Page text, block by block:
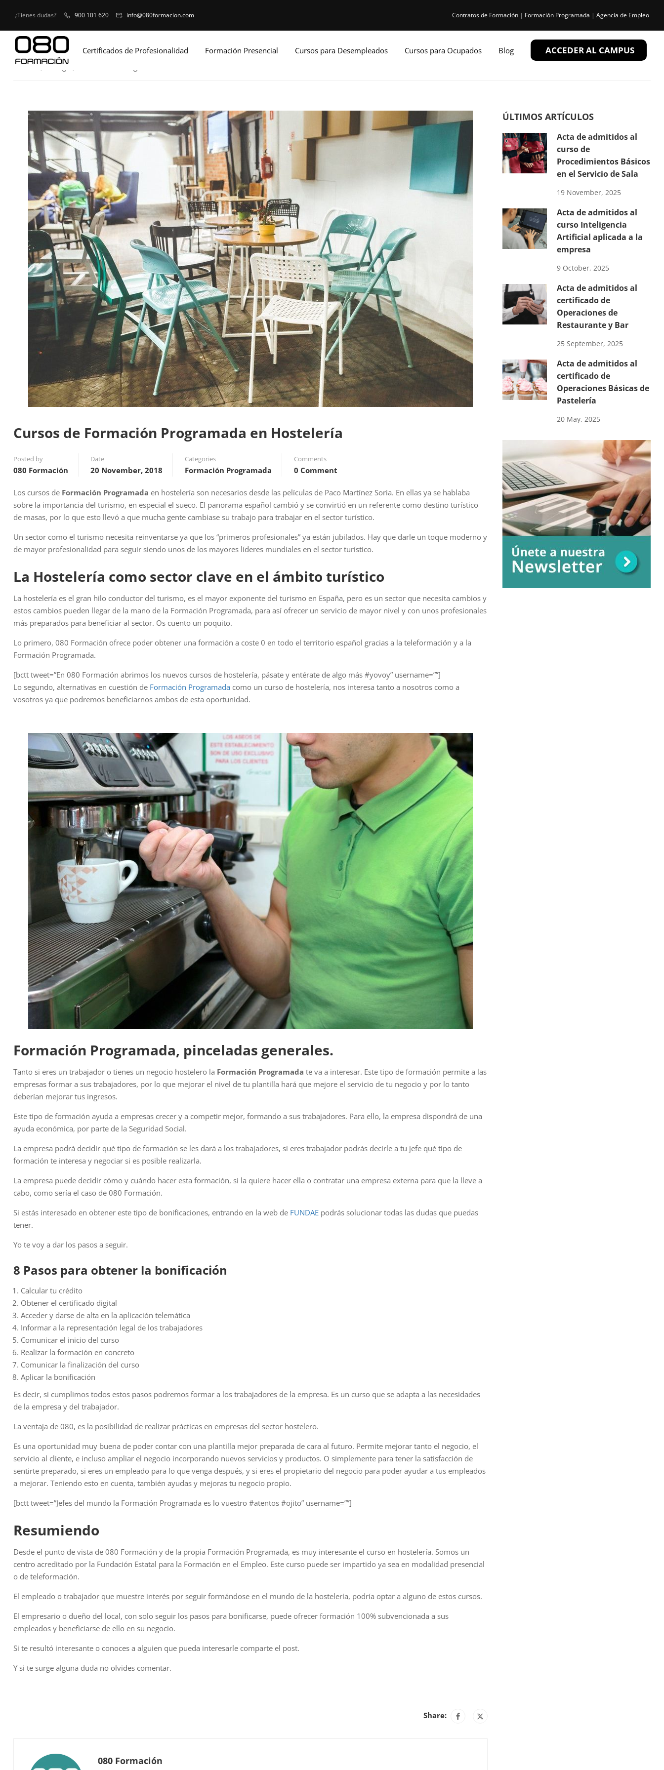
¿Tienes dudas? 900 101 620 info@080formacion.com Contratos de Formación | Formación Programada | Agencia de Empleo
Certificados de Profesionalidad Formación Presencial Cursos para Desempleados Cursos para Ocupados Blog ACCEDER AL CAMPUS
Home Blog
Cursos de Formación Programada en Hostelería
Posted by
080 Formación
Date
20 November, 2018
Categories
Formación Programada
Comments
0 Comment
Los cursos de Formación Programada en hostelería son necesarios desde las películas de Paco Martínez Soria. En ellas ya se hablaba
sobre la importancia del turismo, en especial el sueco. El panorama español cambió y se convirtió en un referente como destino turístico
de masas, por lo que esto llevó a que mucha gente cambiase su trabajo para trabajar en el sector turístico.
Un sector como el turismo necesita reinventarse ya que los “primeros profesionales” ya están jubilados. Hay que darle un toque moderno y
de mayor profesionalidad para seguir siendo unos de los mayores líderes mundiales en el sector turístico.
La Hostelería como sector clave en el ámbito turístico
La hostelería es el gran hilo conductor del turismo, es el mayor exponente del turismo en España, pero es un sector que necesita cambios y
estos cambios pueden llegar de la mano de la Formación Programada, para así ofrecer un servicio de mayor nivel y con unos profesionales
más preparados para beneficiar al sector. Os cuento un poquito.
Lo primero, 080 Formación ofrece poder obtener una formación a coste 0 en todo el territorio español gracias a la teleformación y a la
Formación Programada.
[bctt tweet=”En 080 Formación abrimos los nuevos cursos de hostelería, pásate y entérate de algo más #yovoy” username=””]
Lo segundo, alternativas en cuestión de Formación Programada como un curso de hostelería, nos interesa tanto a nosotros como a
vosotros ya que podremos beneficiarnos ambos de esta oportunidad.
Formación Programada, pinceladas generales.
Tanto si eres un trabajador o tienes un negocio hostelero la Formación Programada te va a interesar. Este tipo de formación permite a las
empresas formar a sus trabajadores, por lo que mejorar el nivel de tu plantilla hará que mejore el servicio de tu negocio y por lo tanto
deberían mejorar tus ingresos.
Este tipo de formación ayuda a empresas crecer y a competir mejor, formando a sus trabajadores. Para ello, la empresa dispondrá de una
ayuda económica, por parte de la Seguridad Social.
La empresa podrá decidir qué tipo de formación se les dará a los trabajadores, si eres trabajador podrás decirle a tu jefe qué tipo de
formación te interesa y negociar si es posible realizarla.
La empresa puede decidir cómo y cuándo hacer esta formación, si la quiere hacer ella o contratar una empresa externa para que la lleve a
cabo, como sería el caso de 080 Formación.
Si estás interesado en obtener este tipo de bonificaciones, entrando en la web de FUNDAE podrás solucionar todas las dudas que puedas
tener.
Yo te voy a dar los pasos a seguir.
8 Pasos para obtener la bonificación
Calcular tu crédito
Obtener el certificado digital
Acceder y darse de alta en la aplicación telemática
Informar a la representación legal de los trabajadores
Comunicar el inicio del curso
Realizar la formación en concreto
Comunicar la finalización del curso
Aplicar la bonificación
Es decir, si cumplimos todos estos pasos podremos formar a los trabajadores de la empresa. Es un curso que se adapta a las necesidades
de la empresa y del trabajador.
La ventaja de 080, es la posibilidad de realizar prácticas en empresas del sector hostelero.
Es una oportunidad muy buena de poder contar con una plantilla mejor preparada de cara al futuro. Permite mejorar tanto el negocio, el
servicio al cliente, e incluso ampliar el negocio incorporando nuevos servicios y productos. O simplemente para tener la satisfacción de
sentirte preparado, si eres un empleado para lo que venga después, y si eres el propietario del negocio para poder ayudar a tus empleados
a mejorar. Teniendo esto en cuenta, también ayudas y mejoras tu negocio propio.
[bctt tweet=”Jefes del mundo la Formación Programada es lo vuestro #atentos #ojito” username=””]
Resumiendo
Desde el punto de vista de 080 Formación y de la propia Formación Programada, es muy interesante el curso en hostelería. Somos un
centro acreditado por la Fundación Estatal para la Formación en el Empleo. Este curso puede ser impartido ya sea en modalidad presencial
o de teleformación.
El empleado o trabajador que muestre interés por seguir formándose en el mundo de la hostelería, podría optar a alguno de estos cursos.
El empresario o dueño del local, con solo seguir los pasos para bonificarse, puede ofrecer formación 100% subvencionada a sus
empleados y beneficiarse de ello en su negocio.
Si te resultó interesante o conoces a alguien que pueda interesarle comparte el post.
Y si te surge alguna duda no olvides comentar.
Share:
080 Formación
ÚLTIMOS ARTÍCULOS
Acta de admitidos al
curso de
Procedimientos Básicos
en el Servicio de Sala
19 November, 2025
Acta de admitidos al
curso Inteligencia
Artificial aplicada a la
empresa
9 October, 2025
Acta de admitidos al
certificado de
Operaciones de
Restaurante y Bar
25 September, 2025
Acta de admitidos al
certificado de
Operaciones Básicas de
Pastelería
20 May, 2025